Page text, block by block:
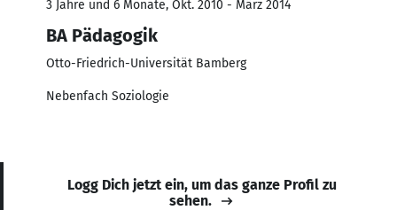
3 Jahre und 6 Monate, Okt. 2010 - März 2014
BA Pädagogik
Otto-Friedrich-Universität Bamberg
Nebenfach Soziologie
Logg Dich jetzt ein, um das ganze Profil zu
sehen.